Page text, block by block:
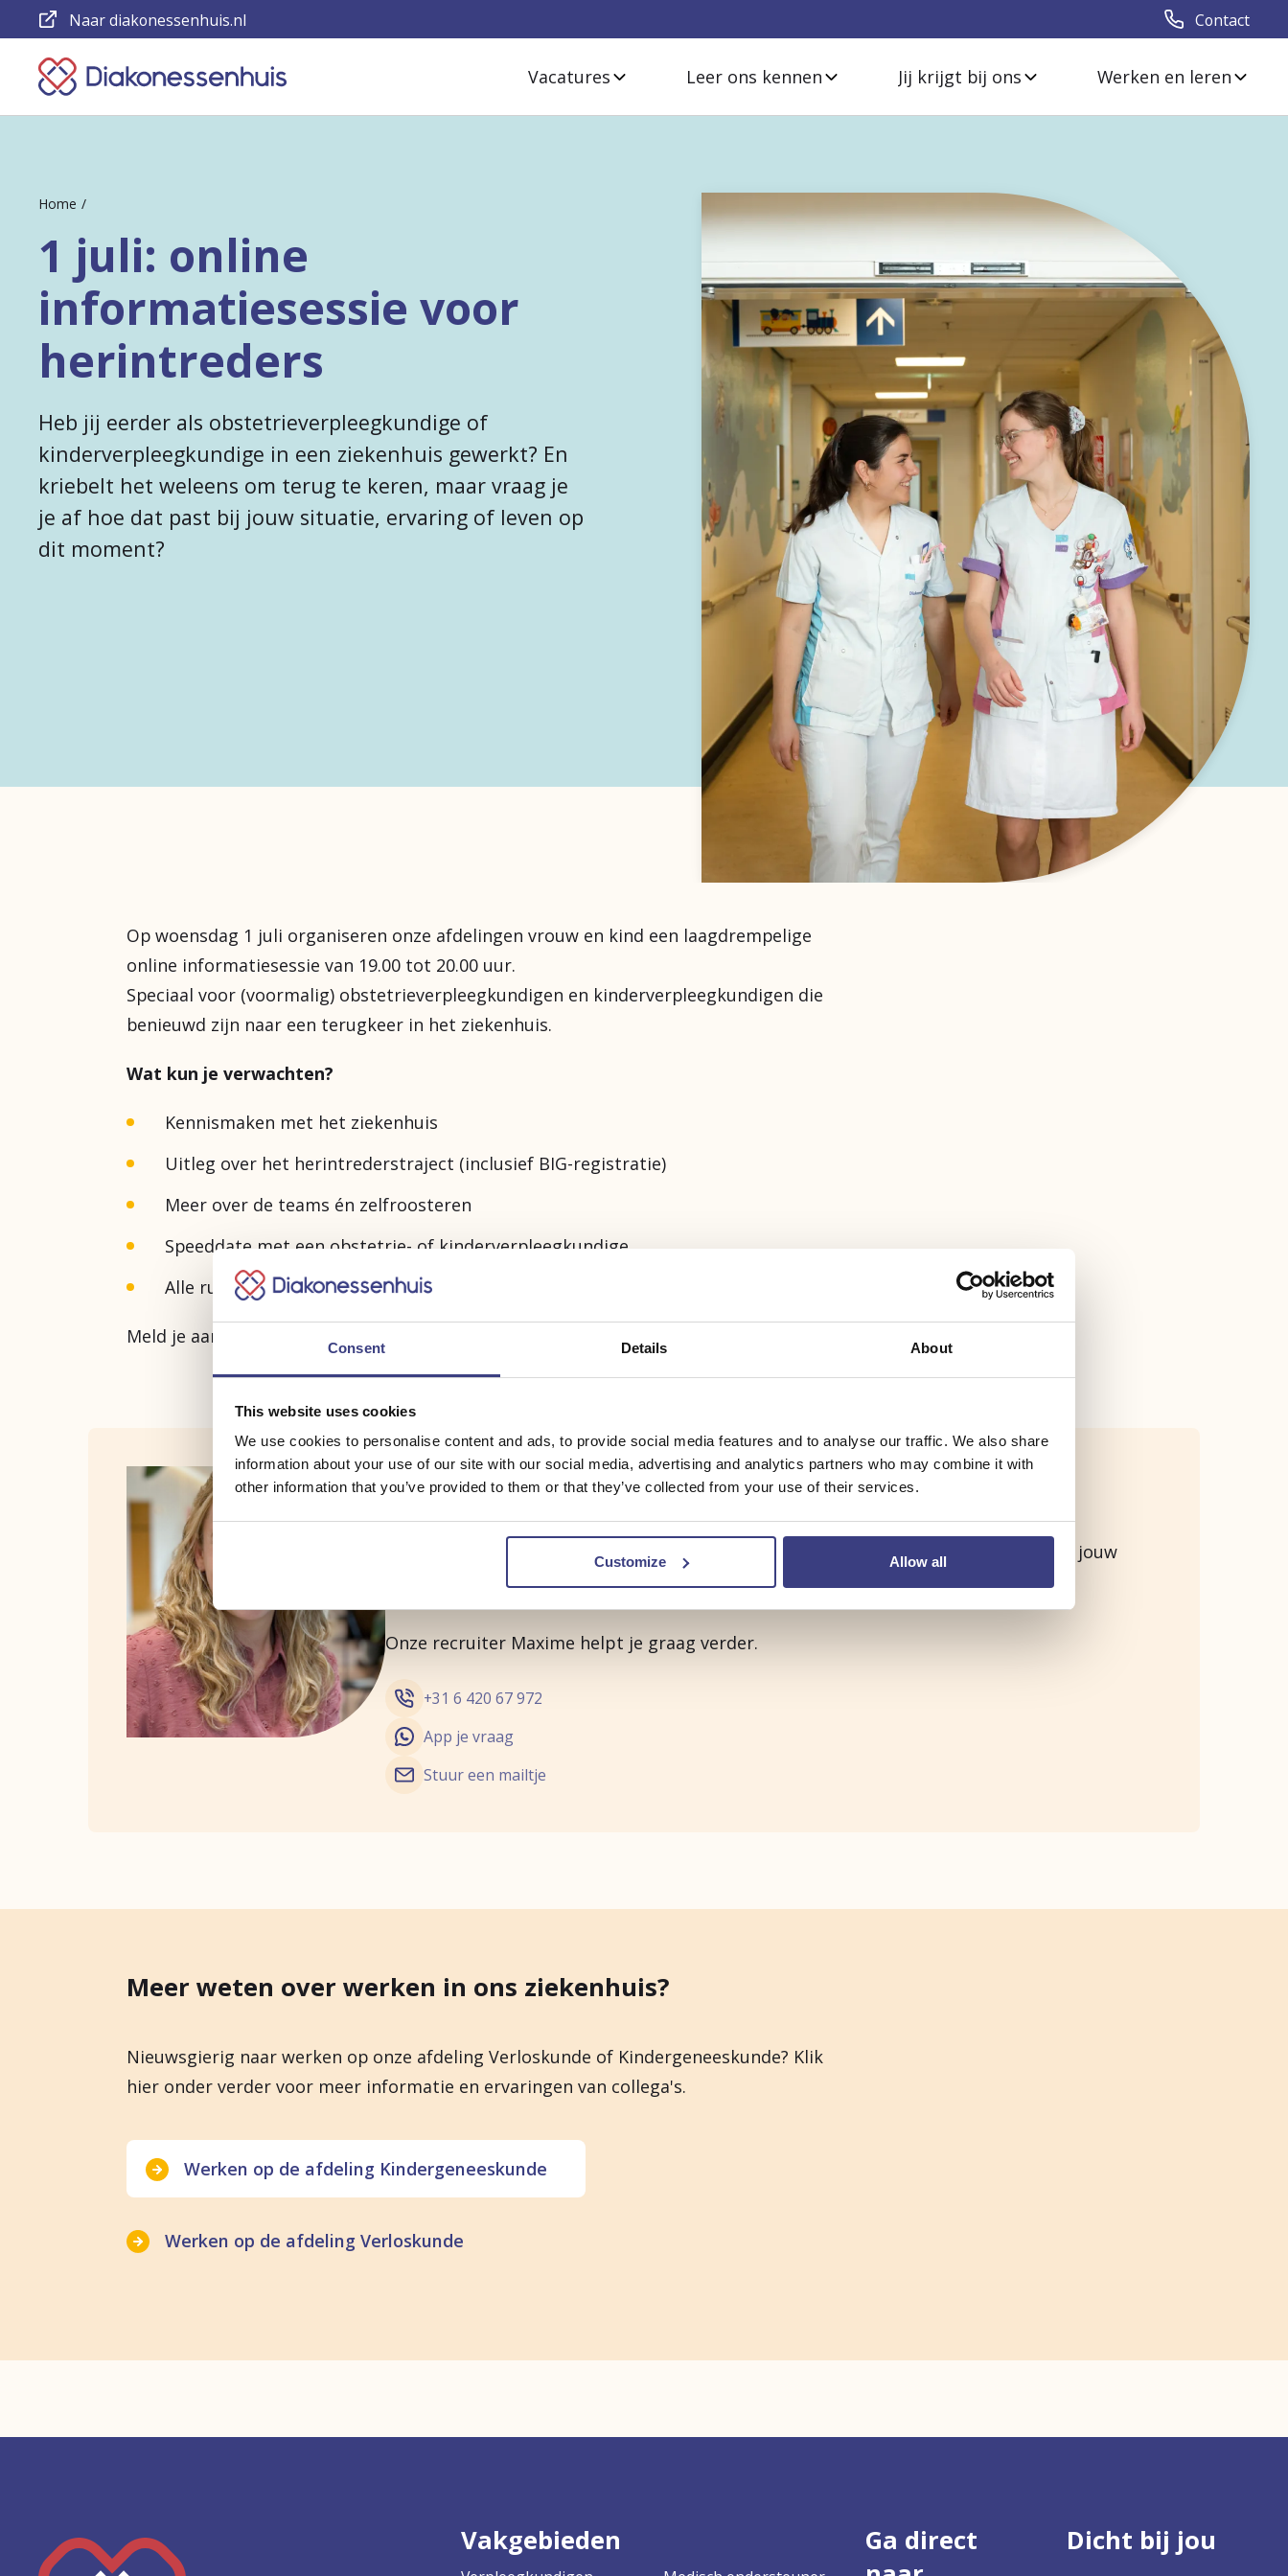
Consent Details About
This website uses cookies
We use cookies to personalise content and ads, to provide social media features and to analyse our traffic. We also share
information about your use of our site with our social media, advertising and analytics partners who may combine it with
other information that you’ve provided to them or that they’ve collected from your use of their services.
Customize Allow all
Keer
terug
homepage
Vacatures Leer ons kennen Jij krijgt bij ons Werken en leren
Naar diakonessenhuis.nl Contact
Home
1 juli: online
informatiesessie voor
herintreders
Heb jij eerder als obstetrieverpleegkundige of
kinderverpleegkundige in een ziekenhuis gewerkt? En
kriebelt het weleens om terug te keren, maar vraag je
je af hoe dat past bij jouw situatie, ervaring of leven op
dit moment?
Op woensdag 1 juli organiseren onze afdelingen vrouw en kind een laagdrempelige
online informatiesessie van 19.00 tot 20.00 uur.
Speciaal voor (voormalig) obstetrieverpleegkundigen en kinderverpleegkundigen die
benieuwd zijn naar een terugkeer in het ziekenhuis.
Wat kun je verwachten?
Kennismaken met het ziekenhuis
Uitleg over het herintrederstraject (inclusief BIG-registratie)
Meer over de teams én zelfroosteren
Speeddate met een obstetrie- of kinderverpleegkundige
Alle ruimte voor jouw vragen
Meld je aan via
Informatieavond gemist?
Kon je niet bij de informatieavond aanwezig zijn, maar ben je wel nieuwsgierig naar jouw
mogelijkheden?
Onze recruiter Maxime helpt je graag verder.
+31 6 420 67 972
App je vraag
Stuur een mailtje
Meer weten over werken in ons ziekenhuis?
Nieuwsgierig naar werken op onze afdeling Verloskunde of Kindergeneeskunde? Klik
hier onder verder voor meer informatie en ervaringen van collega's.
Werken op de afdeling Kindergeneeskunde
Werken op de afdeling Verloskunde
Keer Vakgebieden
Ga direct
Dicht bij jou